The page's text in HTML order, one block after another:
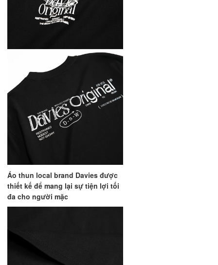
Áo thun local brand Davies được
thiết kế để mang lại sự tiện lợi tối
đa cho người mặc